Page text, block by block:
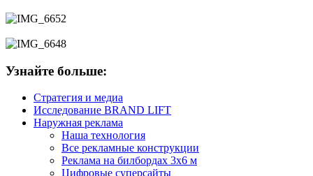
Узнайте больше:
Стратегия и медиа
Исследование BRAND LIFT
Наружная реклама
Наша технология
Все рекламные конструкции
Реклама на билбордах 3х6 м
Цифровые суперсайты